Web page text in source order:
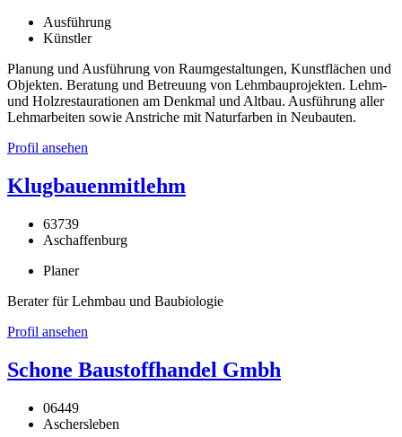
Ausführung
Künstler
Planung und Ausführung von Raumgestaltungen, Kunstflächen und
Objekten. Beratung und Betreuung von Lehmbauprojekten. Lehm-
und Holzrestaurationen am Denkmal und Altbau. Ausführung aller
Lehmarbeiten sowie Anstriche mit Naturfarben in Neubauten.
Profil ansehen
Klugbauenmitlehm
63739
Aschaffenburg
Planer
Berater für Lehmbau und Baubiologie
Profil ansehen
Schone Baustoffhandel Gmbh
06449
Aschersleben